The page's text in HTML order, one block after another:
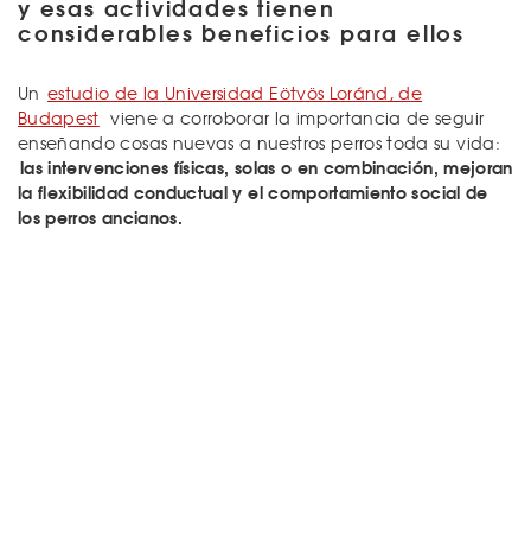
y esas actividades tienen
considerables beneficios para ellos
Un estudio de la Universidad Eötvös Loránd, de
Budapest viene a corroborar la importancia de seguir
enseñando cosas nuevas a nuestros perros toda su vida:
las intervenciones físicas, solas o en combinación, mejoran
la flexibilidad conductual y el comportamiento social de
los perros ancianos.